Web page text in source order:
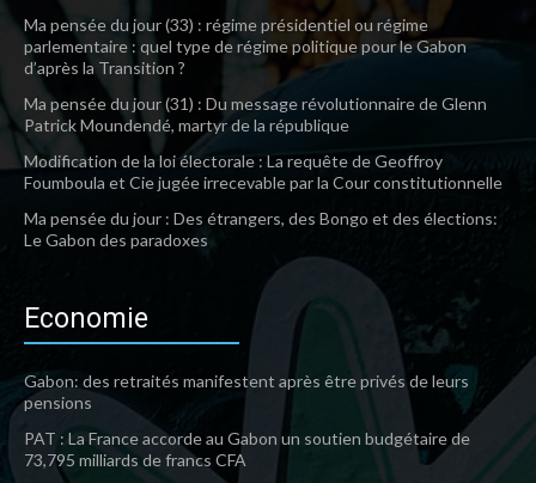
Ma pensée du jour (33) : régime présidentiel ou régime
parlementaire : quel type de régime politique pour le Gabon
d’après la Transition ?
Ma pensée du jour (31) : Du message révolutionnaire de Glenn
Patrick Moundendé, martyr de la république
Modification de la loi électorale : La requête de Geoffroy
Foumboula et Cie jugée irrecevable par la Cour constitutionnelle
Ma pensée du jour : Des étrangers, des Bongo et des élections:
Le Gabon des paradoxes
Economie
Gabon: des retraités manifestent après être privés de leurs
pensions
PAT : La France accorde au Gabon un soutien budgétaire de
73,795 milliards de francs CFA